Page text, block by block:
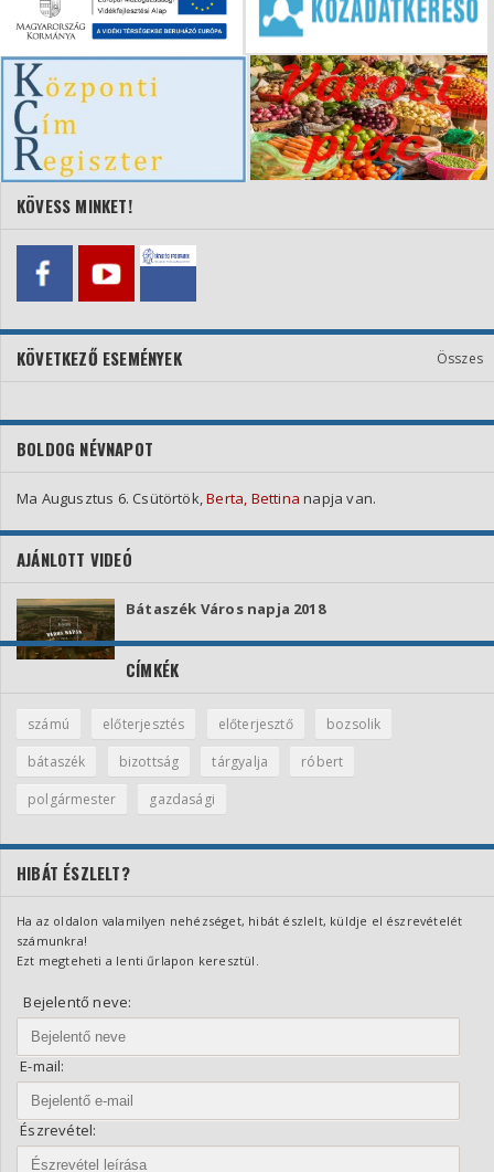
KÖVESS MINKET!
KÖVETKEZŐ ESEMÉNYEK Összes
BOLDOG NÉVNAPOT
Ma Augusztus 6. Csütörtök,Berta, Bettina napja van.
AJÁNLOTT VIDEÓ
Bátaszék Város napja 2018
CÍMKÉK
számú előterjesztés előterjesztő
bozsolik
bátaszék
bizottság tárgyalja
róbert
polgármester
gazdasági
HIBÁT ÉSZLELT?
Ha az oldalon valamilyen nehézséget, hibát észlelt, küldje el észrevételét
számunkra!
Ezt megteheti a lenti űrlapon keresztül.
Bejelentő neve:
E-mail:
Észrevétel: